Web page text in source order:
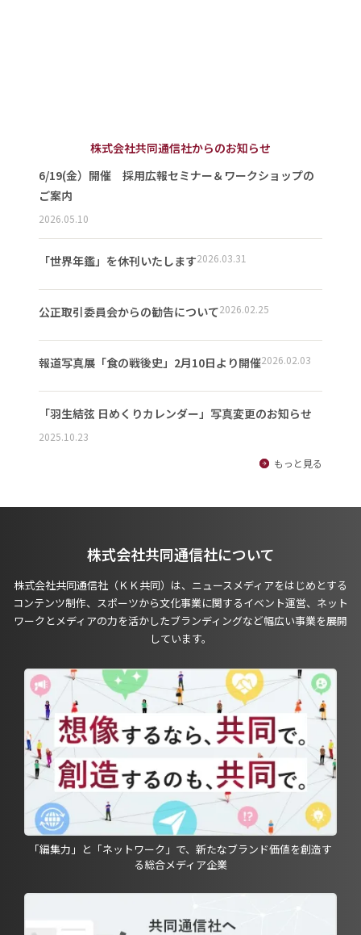
株式会社共同通信社からのお知らせ
6/19(金）開催 採用広報セミナー＆ワークショップの
ご案内
2026.05.10
「世界年鑑」を休刊いたします2026.03.31
公正取引委員会からの勧告について2026.02.25
報道写真展「食の戦後史」2月10日より開催2026.02.03
「羽生結弦 日めくりカレンダー」写真変更のお知らせ
2025.10.23
もっと見る
株式会社共同通信社について
株式会社共同通信社（ＫＫ共同）は、ニュースメディアをはじめとする
コンテンツ制作、スポーツから文化事業に関するイベント運営、ネット
ワークとメディアの力を活かしたブランディングなど幅広い事業を展開
しています。
「編集力」と「ネットワーク」で、新たなブランド価値を創造す
る総合メディア企業